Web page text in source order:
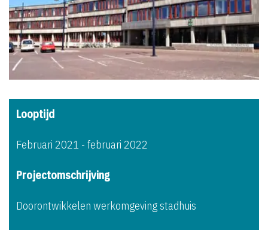
Looptijd
Februari 2021 - februari 2022
Projectomschrijving
Doorontwikkelen werkomgeving stadhuis